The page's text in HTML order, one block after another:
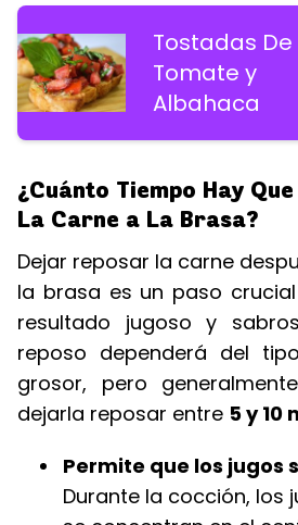
Tostadas De
Tomate y
Albahaca
¿Cuánto Tiempo Hay
La Carne a La Brasa?
Dejar reposar la carne
la brasa es un paso
resultado jugoso y
reposo dependerá del
grosor, pero
dejarla reposar entre 5 y 10
Permite que los jugos
Durante la cocción, los